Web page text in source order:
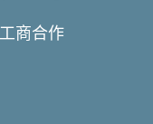
商合作